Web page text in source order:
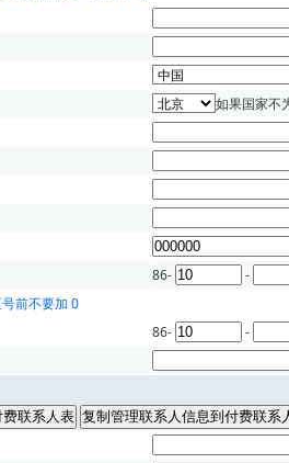
如果国家不
86-
-
前不要加 0
86-
-